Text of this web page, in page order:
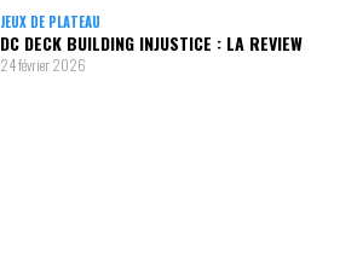
JEUX DE PLATEAU
DC DECK BUILDING INJUSTICE : LA REVIEW
24 février 2026